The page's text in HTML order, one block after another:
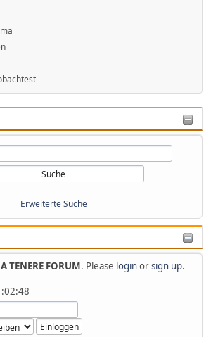
Erweiterte Suche
TENERE FORUM. Please loginorsign up.